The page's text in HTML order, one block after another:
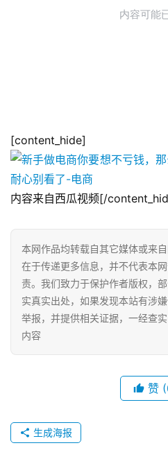
[content_hide]
内容来自西瓜视频[/
本网作品均转载自其它媒体或来
在于传递更多信息，并不代表本
责。我们致力于保护作者版权，
实真实出处，如果发现本站有涉
举报，并提供相关证据，一经查
内容
赞
生成海报